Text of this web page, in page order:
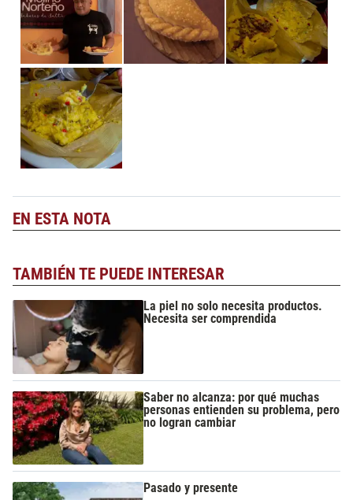
EN ESTA NOTA
TAMBIÉN TE PUEDE INTERESAR
La piel no solo necesita productos.
Necesita ser comprendida
Saber no alcanza: por qué muchas
personas entienden su problema, pero
no logran cambiar
Pasado y presente